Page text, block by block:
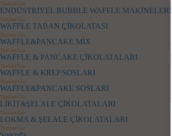
Tümünü Gör
ENDÜSTRİYEL BUBBLE WAFFLE MAKİNELERİ
Tümünü Gör
WAFFLE TABAN ÇİKOLATASI
Tümünü Gör
WAFFLE&PANCAKE MİX
Tümünü Gör
WAFFLE & PANCAKE ÇİKOLATALARI
Tümünü Gör
WAFFLE & KREP SOSLARI
Tümünü Gör
WAFFLE&PANCAKE SOSLARI
Tümünü Gör
LİKİT&ŞELALE ÇİKOLATALARI
Tümünü Gör
LOKMA & ŞELALE ÇİKOLATALARI
Tümünü Gör